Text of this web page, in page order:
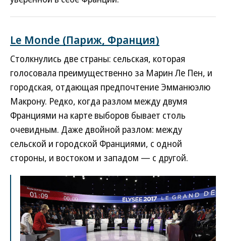
Le Monde (Париж, Франция)
Столкнулись две страны: сельская, которая
голосовала преимущественно за Марин Ле Пен, и
городская, отдающая предпочтение Эмманюэлю
Макрону. Редко, когда разлом между двумя
Франциями на карте выборов бывает столь
очевидным. Даже двойной разлом: между
сельской и городской Франциями, с одной
стороны, и востоком и западом — с другой.